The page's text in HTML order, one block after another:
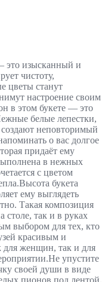
это изысканный и
чистоту,
цветы станут
настроение своим
в этом букете — это
белые лепестки,
неповторимый
о вас долгое
придаёт ему
в нежных
с цветом
букета
ему выглядеть
Такая композиция
столе, так и в руках
выбором для тех, кто
красивым и
для женщин, так и для
упустите
своей души в виде
пионов под лентой.